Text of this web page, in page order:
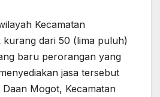
Kecamatan
kurang dari 50 (lima puluh)
baru perorangan yang
jasa tersebut
Mogot, Kecamatan